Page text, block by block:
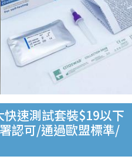
快速測試套裝$19以下
認可/通過歐盟標準/